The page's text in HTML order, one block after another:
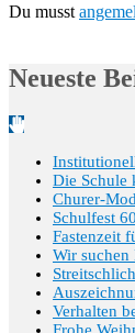
Du musst
Neueste
Die Schule
Churer-
Schulfest
Fastenzeit
Wir
Verhalten
Frohe